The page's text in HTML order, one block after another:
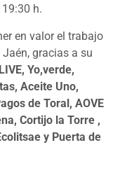
h.
en valor el trabajo
gracias a su
Yo,verde,
Aceite Uno,
de Toral, AOVE
Cortijo la Torre ,
y Puerta de